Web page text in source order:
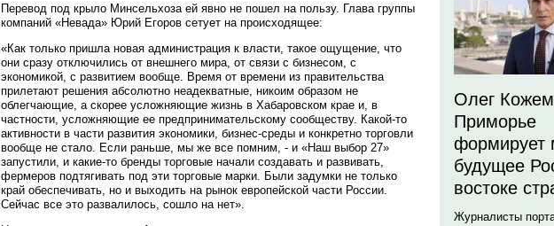
Перевод под крыло Минсельхоза ей явно не пошел на пользу. Глава группы
компаний «Невада» Юрий Егоров сетует на происходящее:
«Как только пришла новая администрация к власти, такое ощущение, что
они сразу отключились от внешнего мира, от связи с бизнесом, с
экономикой, с развитием вообще. Время от времени из правительства
прилетают решения абсолютно неадекватные, никоим образом не
облегчающие, а скорее усложняющие жизнь в Хабаровском крае и, в
частности, усложняющие ее предпринимательскому сообществу. Какой-то
активности в части развития экономики, бизнес-среды и конкретно торговли
вообще не стало. Если раньше, мы же все помним, - и «Наш выбор 27»
запустили, и какие-то бренды торговые начали создавать и развивать,
фермеров подтягивать под эти торговые марки. Были задумки не только
край обеспечивать, но и выходить на рынок европейской части России.
Сейчас все это развалилось, сошло на нет».
Олег
Приморье
формирует
будущее
востоке
Журналисты